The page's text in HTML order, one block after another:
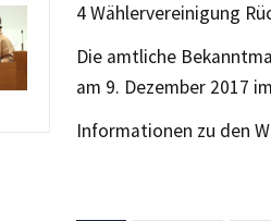
4 Wählervereinigung
Die amtliche
am 9. Dezember 2017
Informationen zu den